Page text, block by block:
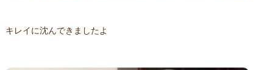
キレイに沈んできましたよ